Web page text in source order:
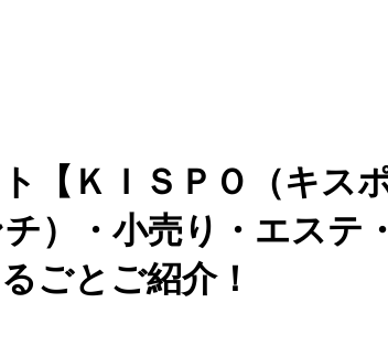
【ＫＩＳＰＯ（キスポ
）・小売り・エステ
ごとご紹介！